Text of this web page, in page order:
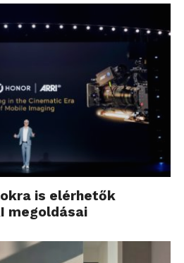
is elérhetők
megoldásai